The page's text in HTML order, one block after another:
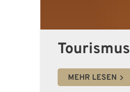
Tourismus
MEHR LESEN